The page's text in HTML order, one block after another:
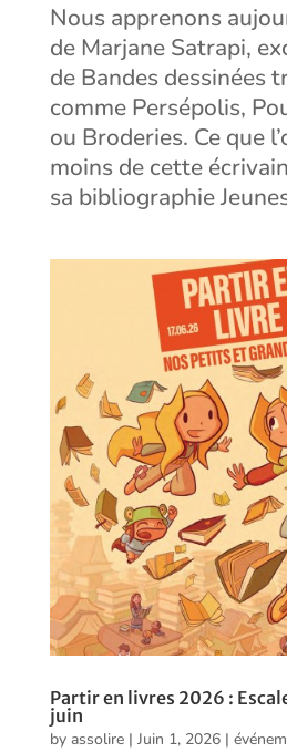
Nous apprenons
de Marjane Satrapi,
de Bandes dessinées
comme Persépolis,
ou Broderies. Ce que
moins de cette
sa bibliographie
Partir en livres 2026 :
juin
by assolire| Juin 1, 2026|